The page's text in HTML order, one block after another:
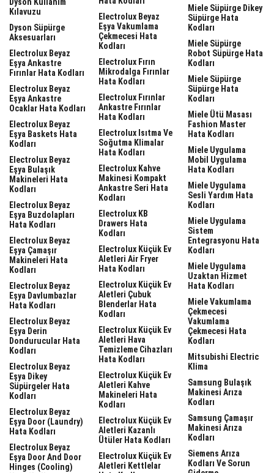
Kılavuzu
Dyson Süpürge
Aksesuarları
Electrolux Beyaz
Eşya Ankastre
Fırınlar Hata Kodları
Electrolux Beyaz
Eşya Ankastre
Ocaklar Hata Kodları
Electrolux Beyaz
Eşya Baskets Hata
Kodları
Electrolux Beyaz
Eşya Bulaşık
Makineleri Hata
Kodları
Electrolux Beyaz
Eşya Buzdolapları
Hata Kodları
Electrolux Beyaz
Eşya Çamaşır
Makineleri Hata
Kodları
Electrolux Beyaz
Eşya Davlumbazlar
Hata Kodları
Electrolux Beyaz
Eşya Derin
Dondurucular Hata
Kodları
Electrolux Beyaz
Eşya Dikey
Süpürgeler Hata
Kodları
Electrolux Beyaz
Eşya Door (laundry)
Hata Kodları
Electrolux Beyaz
Eşya Door And Door
Hinges (cooling)
Electrolux Beyaz
Eşya Vakumlama
Çekmecesi Hata
Kodları
Electrolux Fırın
Mikrodalga Fırınlar
Hata Kodları
Electrolux Fırınlar
Ankastre Fırınlar
Hata Kodları
Electrolux Isıtma Ve
Soğutma Klimalar
Hata Kodları
Electrolux Kahve
Makinesi Kompakt
Ankastre Seri Hata
Kodları
Electrolux KB
Drawers Hata
Kodları
Electrolux Küçük Ev
Aletleri Air Fryer
Hata Kodları
Electrolux Küçük Ev
Aletleri Çubuk
Blenderlar Hata
Kodları
Electrolux Küçük Ev
Aletleri Hava
Temizleme Cihazları
Hata Kodları
Electrolux Küçük Ev
Aletleri Kahve
Makineleri Hata
Kodları
Electrolux Küçük Ev
Aletleri Kazanlı
Ütüler Hata Kodları
Electrolux Küçük Ev
Aletleri Kettlelar
Miele Süpürge Dikey
Süpürge Hata
Kodları
Miele Süpürge
Robot Süpürge Hata
Kodları
Miele Süpürge
Süpürge Hata
Kodları
Miele Ütü Masası
Fashion Master
Hata Kodları
Miele Uygulama
Mobil Uygulama
Hata Kodları
Miele Uygulama
Sesli Yardım Hata
Kodları
Miele Uygulama
Sistem
Entegrasyonu Hata
Kodları
Miele Uygulama
Uzaktan Hizmet
Hata Kodları
Miele Vakumlama
Çekmecesi
Vakumlama
Çekmecesi Hata
Kodları
Mitsubishi Electric
Klima
Samsung Bulaşık
Makinesi Arıza
Kodları
Samsung Çamaşır
Makinesi Arıza
Kodları
Siemens Arıza
Kodları Ve Sorun